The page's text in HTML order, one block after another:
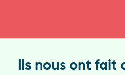
Ils nous ont fait